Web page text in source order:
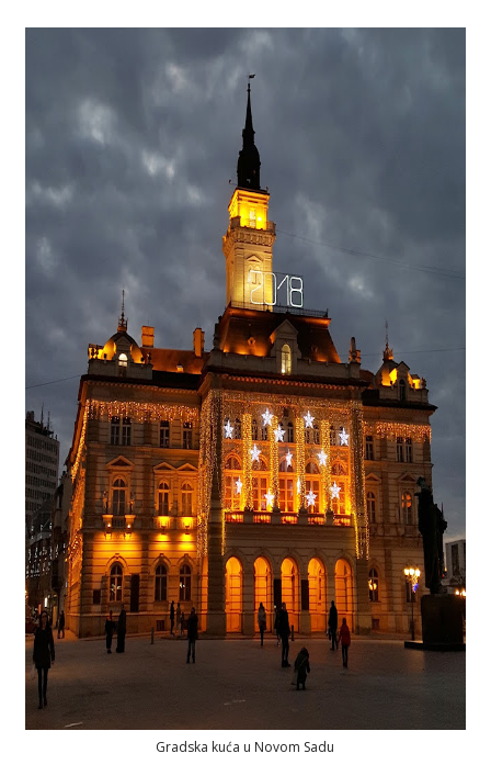
Gradska kuća u Novom Sadu